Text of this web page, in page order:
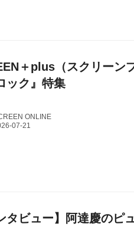
＋plus（スクリーン
ック』特集
ONLINE
タビュー】阿達慶のピ